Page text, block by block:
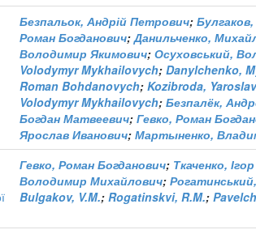
Безпальок, Андрій Петрович;
Роман Богданович;Данильченко,
Володимир Якимович; Осуховський,
Volodymyr Mykhailovych; Danylchenko,
Roman Bohdanovych; Kozibroda,
Volodymyr Mykhailovych; Безпалёк,
Богдан Матвеевич; Гевко, Роман
Ярослав Иванович; Мартыненко,
Гевко, Роман Богданович; Ткаченко,
Володимир Михайлович;
Bulgakov, V.M.; Rogatinskvi, R.M.;